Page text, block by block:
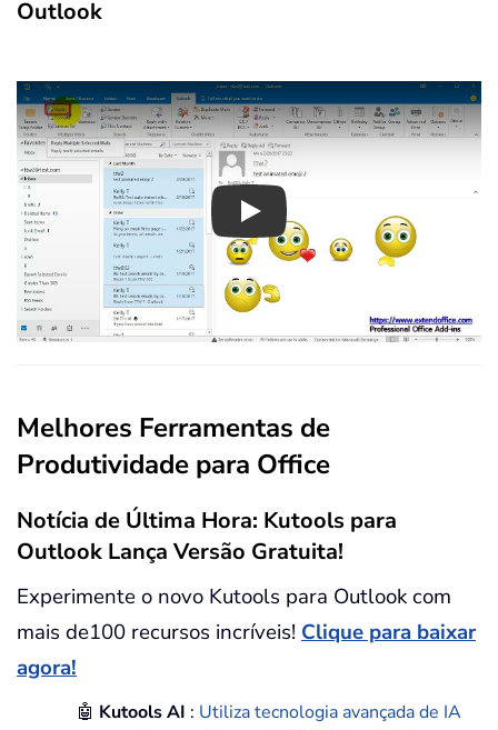
Outlook
Play
Melhores Ferramentas de
Produtividade para Office
Notícia de Última Hora: Kutools para
Outlook Lança Versão Gratuita!
Experimente o novo Kutools para Outlook com
mais de100 recursos incríveis! Clique para baixar
agora!
🤖 Kutools AI : Utiliza tecnologia avançada de IA